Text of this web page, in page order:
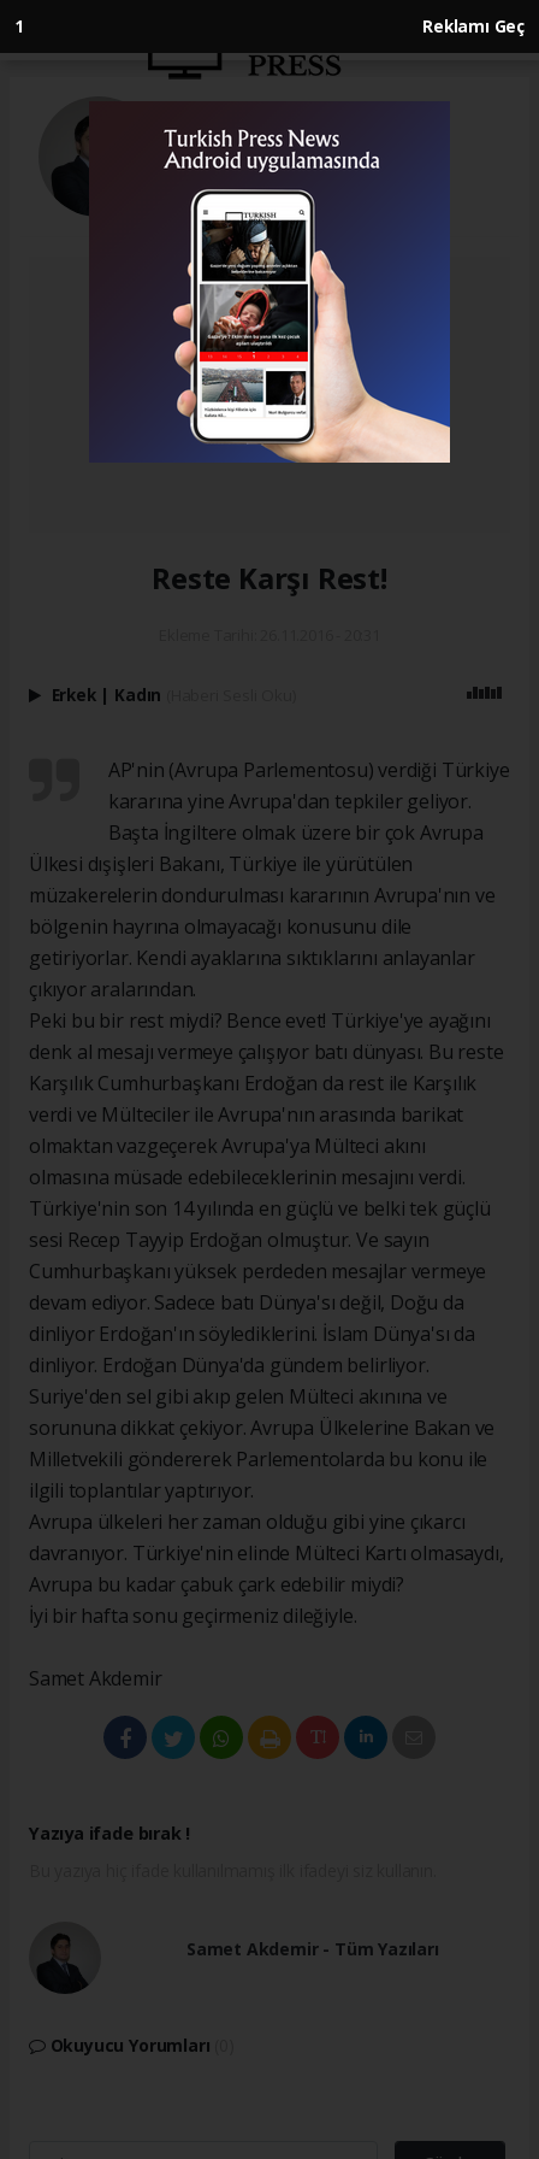
1 Reklamı Geç
Samet Akdemir
Reste Karşı Rest!
Erkek | Kadın
AP'nin (Avrupa Parlementosu) verdiği Türkiye
kararına yine Avrupa'dan tepkiler geliyor.
Başta İngiltere olmak üzere bir çok Avrupa
Ülkesi dışişleri Bakanı, Türkiye ile yürütülen
müzakerelerin dondurulması kararının Avrupa'nın ve
bölgenin hayrına olmayacağı konusunu dile
getiriyorlar. Kendi ayaklarına sıktıklarını anlayanlar
çıkıyor aralarından.
Peki bu bir rest miydi? Bence evet! Türkiye'ye ayağını
denk al mesajı vermeye çalışıyor batı dünyası. Bu reste
Karşılık Cumhurbaşkanı Erdoğan da rest ile Karşılık
verdi ve Mülteciler ile Avrupa'nın arasında barikat
olmaktan vazgeçerek Avrupa'ya Mülteci akını
olmasına müsade edebileceklerinin mesajını verdi.
Türkiye'nin son 14 yılında en güçlü ve belki tek güçlü
sesi Recep Tayyip Erdoğan olmuştur. Ve sayın
Cumhurbaşkanı yüksek perdeden mesajlar vermeye
devam ediyor. Sadece batı Dünya'sı değil, Doğu da
dinliyor Erdoğan'ın söylediklerini. İslam Dünya'sı da
dinliyor. Erdoğan Dünya'da gündem belirliyor.
Suriye'den sel gibi akıp gelen Mülteci akınına ve
sorununa dikkat çekiyor. Avrupa Ülkelerine Bakan ve
Milletvekili göndererek Parlementolarda bu konu ile
ilgili toplantılar yaptırıyor.
Avrupa ülkeleri her zaman olduğu gibi yine çıkarcı
davranıyor. Türkiye'nin elinde Mülteci Kartı olmasaydı,
Avrupa bu kadar çabuk çark edebilir miydi?
İyi bir hafta sonu geçirmeniz dileğiyle.
Samet Akdemir
Yazıya ifade bırak !
Samet Akdemir - Tüm Yazıları
Okuyucu Yorumları